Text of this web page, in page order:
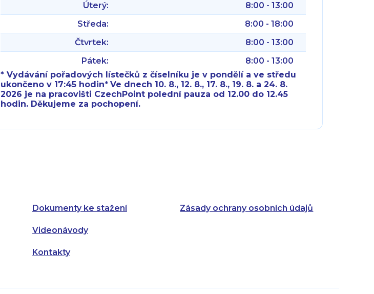
Dokumenty ke stažení
Videonávody
Kontakty
Zásady ochrany osobních údajů
Úterý:
8:00 - 13:00
Středa:
8:00 - 18:00
Čtvrtek:
8:00 - 13:00
Pátek:
8:00 - 13:00
* Vydávání pořadových lístečků z číselníku je v pondělí a ve středu
ukončeno v 17:45 hodin*Ve dnech 10. 8., 12. 8., 17. 8., 19. 8. a 24. 8.
2026 je na pracovišti CzechPoint polední pauza od 12.00 do 12.45
hodin. Děkujeme za pochopení.
Pátek:
8:00 - 14:30